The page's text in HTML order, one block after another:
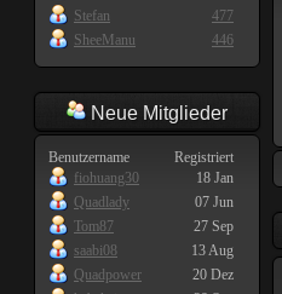
Stefan
477
SheeManu
446
Neue Mitglieder
Benutzername
Registriert
fiohuang30
18 Jan
Quadlady
07 Jun
Tom87
27 Sep
saabi08
13 Aug
Quadpower
20 Dez